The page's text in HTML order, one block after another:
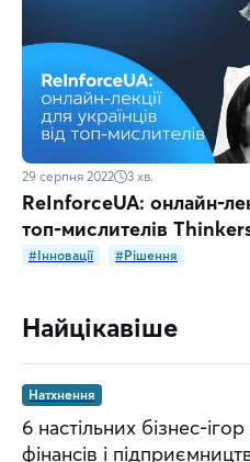
29 серпня 2022 3 хв.
ReІnforceUA: онлайн-
топ-мислителів
#Інновації #Рішення
Найцікавіше
Натхнення
6 настільних бізнес-
фінансів і